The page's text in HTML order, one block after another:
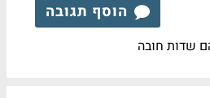
הוסף תגובה
שדות חובה